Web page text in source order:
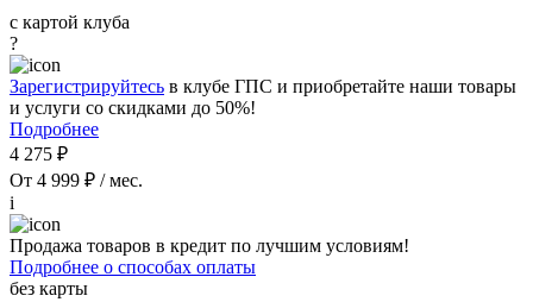
с картой клуба
?
Зарегистрируйтесь в клубе ГПС и приобретайте наши товары
и услуги со скидками до 50%!
Подробнее
4 275 ₽
От 4 999 ₽ / мес.
i
Продажа товаров в кредит по лучшим условиям!
Подробнее о способах оплаты
без карты